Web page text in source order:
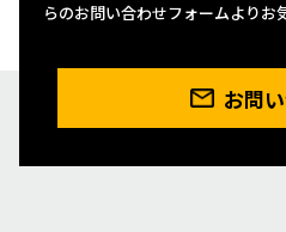
らのお問い合わせフォームよりお
お問